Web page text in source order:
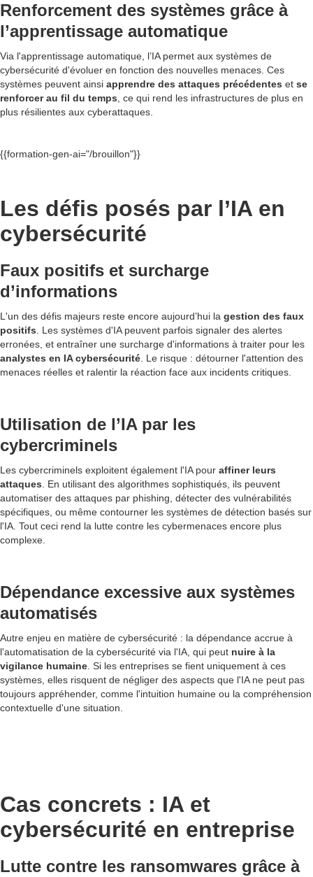
Renforcement des systèmes grâce à
l’apprentissage automatique
Via l'apprentissage automatique, l’IA permet aux systèmes de
cybersécurité d'évoluer en fonction des nouvelles menaces. Ces
systèmes peuvent ainsi apprendre des attaques précédentes et se
renforcer au fil du temps , ce qui rend les infrastructures de plus en
plus résilientes aux cyberattaques.
{{formation-gen-ai="/brouillon"}}
Les défis posés par l’IA en
cybersécurité
Faux positifs et surcharge
d’informations
L'un des défis majeurs reste encore aujourd’hui la gestion des faux
positifs . Les systèmes d'IA peuvent parfois signaler des alertes
erronées, et entraîner une surcharge d'informations à traiter pour les
analystes en IA cybersécurité . Le risque : détourner l'attention des
menaces réelles et ralentir la réaction face aux incidents critiques.
Utilisation de l’IA par les
cybercriminels
Les cybercriminels exploitent également l'IA pour affiner leurs
attaques . En utilisant des algorithmes sophistiqués, ils peuvent
automatiser des attaques par phishing, détecter des vulnérabilités
spécifiques, ou même contourner les systèmes de détection basés sur
l'IA. Tout ceci rend la lutte contre les cybermenaces encore plus
complexe.
Dépendance excessive aux systèmes
automatisés
Autre enjeu en matière de cybersécurité : la dépendance accrue à
l'automatisation de la cybersécurité via l'IA, qui peut nuire à la
vigilance humaine . Si les entreprises se fient uniquement à ces
systèmes, elles risquent de négliger des aspects que l'IA ne peut pas
toujours appréhender, comme l'intuition humaine ou la compréhension
contextuelle d'une situation.
Cas concrets : IA et
cybersécurité en entreprise
Lutte contre les ransomwares grâce à